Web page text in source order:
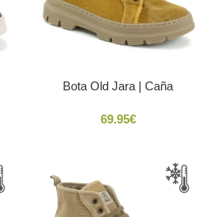
Bota Old Jara | Caña
69.95€